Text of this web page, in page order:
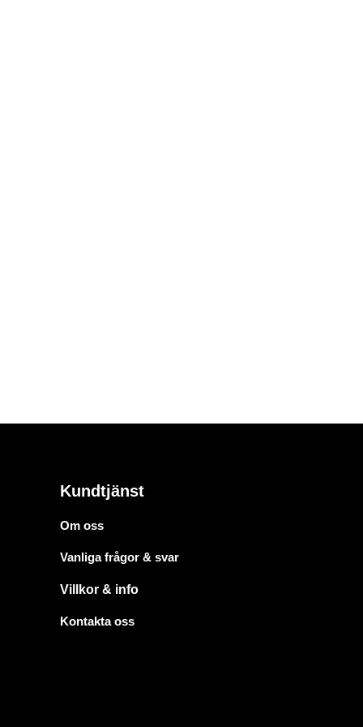
Kundtjänst
Om oss
Vanliga frågor & svar
Villkor & info
Kontakta oss